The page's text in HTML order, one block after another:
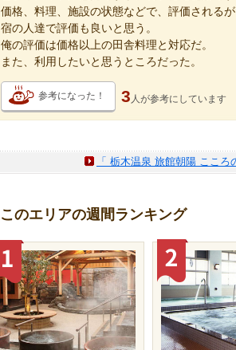
価格、料理、施設の状態などで、評価されるが
宿の人達で評価も良いと思う。
俺の評価は価格以上の田舎料理と対応だ。
また、利用したいと思うところだった。
参考になった！ 3 人が参考にしています
「 栃木温泉 旅館朝陽 ここ
このエリアの週間ランキング